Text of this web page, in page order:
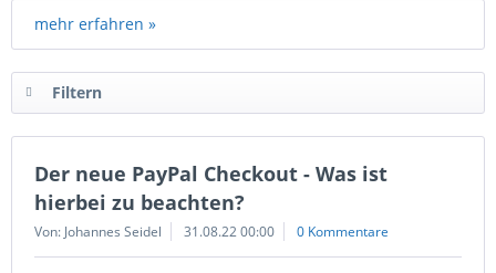
mehr erfahren »
Filtern
Der neue PayPal Checkout - Was ist
hierbei zu beachten?
Von: Johannes Seidel 31.08.22 00:00 0 Kommentare